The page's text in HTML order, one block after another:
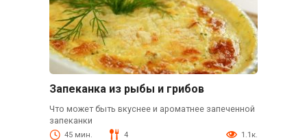
Запеканка из рыбы и грибов
Что может быть вкуснее и ароматнее запеченной
запеканки
45 мин. 4 1.1к.